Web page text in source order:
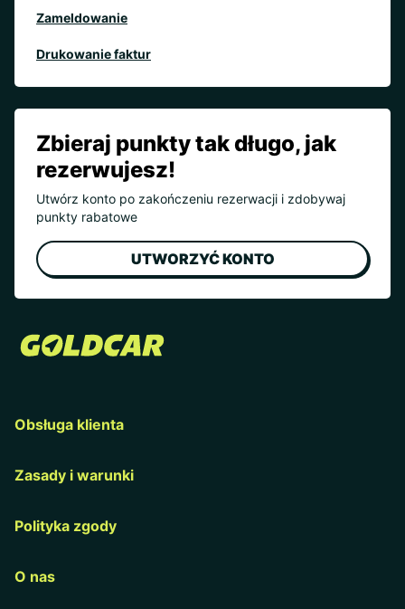
Zameldowanie
Drukowanie faktur
Zbieraj punkty tak długo, jak
rezerwujesz!
Utwórz konto po zakończeniu rezerwacji i zdobywaj
punkty rabatowe
UTWORZYĆ KONTO
Obsługa klienta
Zasady i warunki
Polityka zgody
O nas